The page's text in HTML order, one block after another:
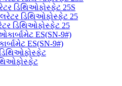
ડિથિઓફોસ્ફેટ 25S
ડિથિઓફોસ્ફેટ 25
ES(SN-9#)